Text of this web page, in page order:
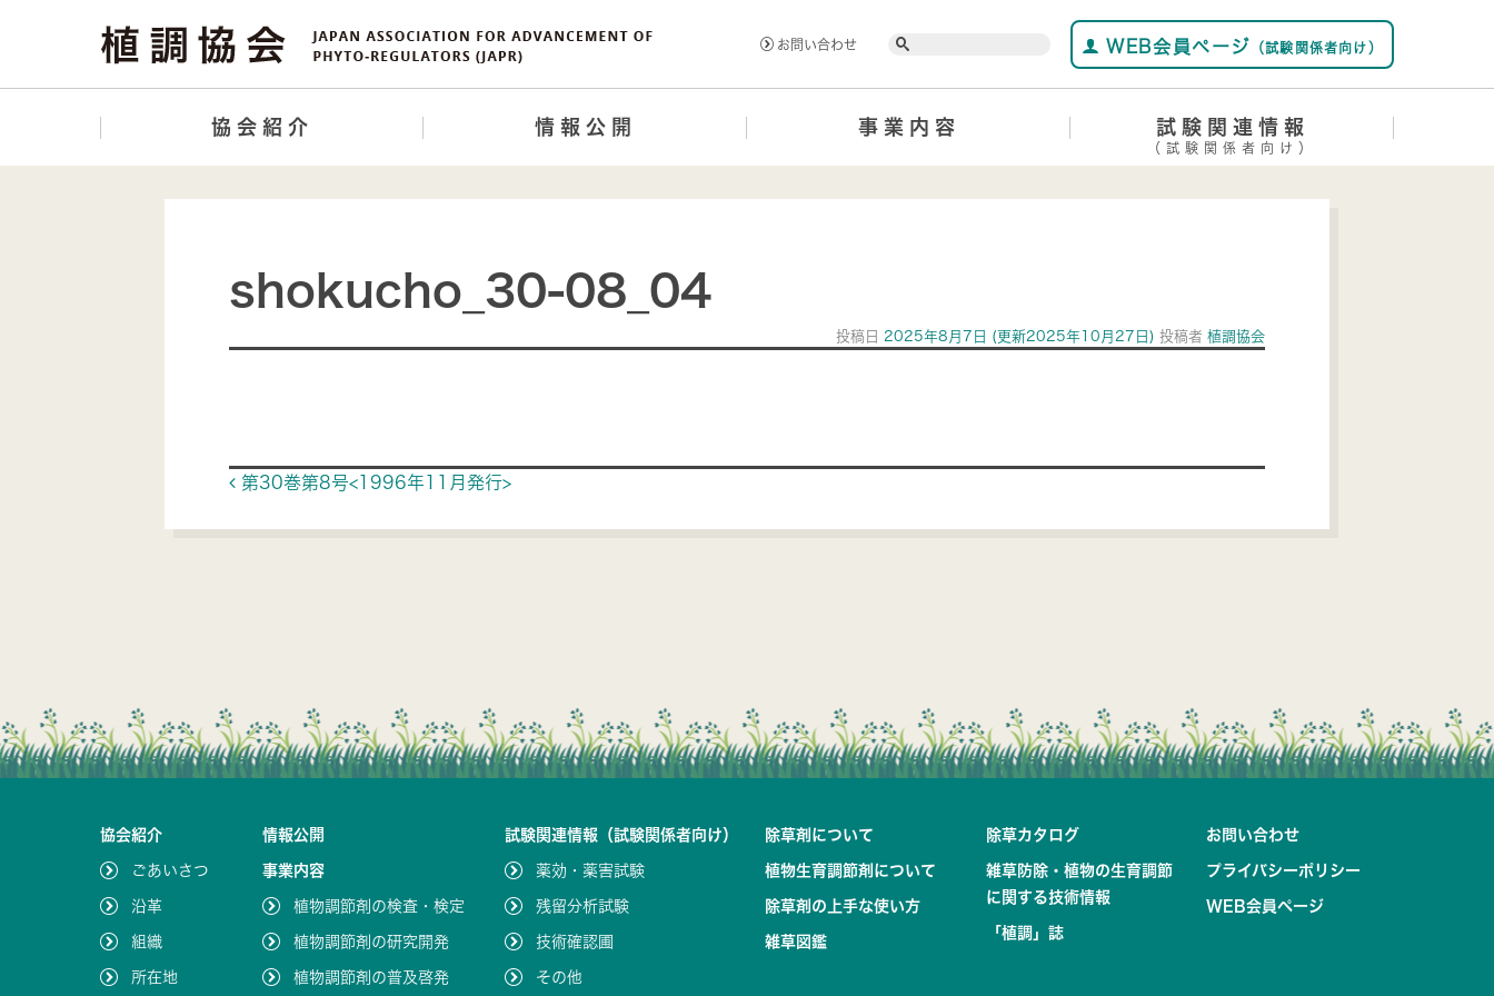
お問い合わせ Search WEB会員ページ （試験関係者向け）
協会紹介 情報公開 事業内容 試験関連情報
（試験関係者向け）
shokucho_30-08_04
投稿日 2025年8月7日 (更新2025年10月27日) 投稿者 植調協会
Post navigation
第30巻第8号<1996年11月発行>
協会紹介
ごあいさつ
沿革
組織
所在地
情報公開
事業内容
植物調節剤の検査・検定
植物調節剤の研究開発
植物調節剤の普及啓発
試験関連情報（試験関係者向け）
薬効・薬害試験
残留分析試験
技術確認圃
その他
除草剤について
植物生育調節剤について
除草剤の上手な使い方
雑草図鑑
除草カタログ
雑草防除・植物の生育調節
に関する技術情報
「植調」誌
お問い合わせ
プライバシーポリシー
WEB会員ページ